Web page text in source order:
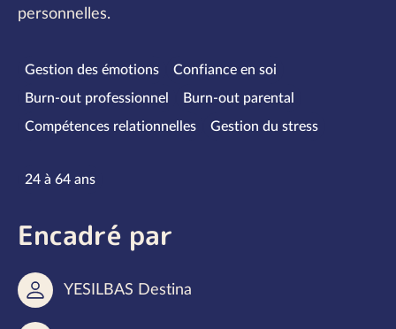
personnelles.
Spécialités
Gestion des émotions
Confiance en soi
Burn-out professionnel
Burn-out parental
Compétences relationnelles
Gestion du stress
Tranches d’âge
24 à 64 ans
Encadré par
YESILBAS Destina